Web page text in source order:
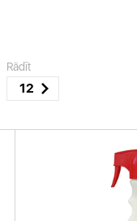
Rādīt
12